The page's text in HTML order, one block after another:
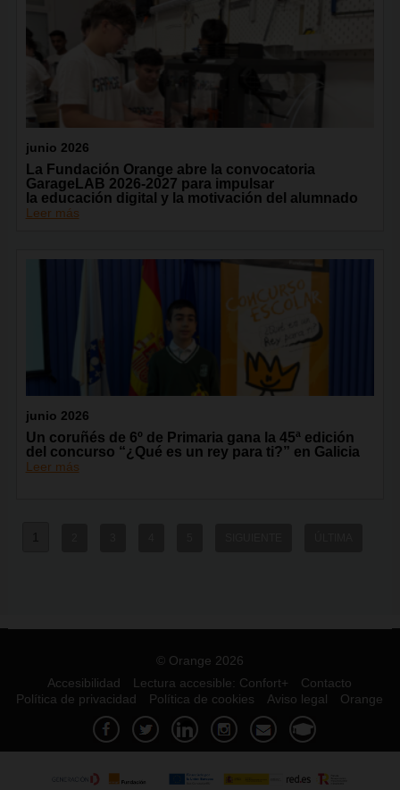
junio 2026
La Fundación Orange abre la convocatoria
GarageLAB 2026-2027 para impulsar
la educación digital y la motivación del alumnado
Leer más
junio 2026
Un coruñés de 6º de Primaria gana la 45ª edición
del concurso “¿Qué es un rey para ti?” en Galicia
Leer más
© Orange 2026
Accesibilidad
Lectura accesible: Confort+
Contacto
Política de privacidad
Política de cookies Aviso legal Orange